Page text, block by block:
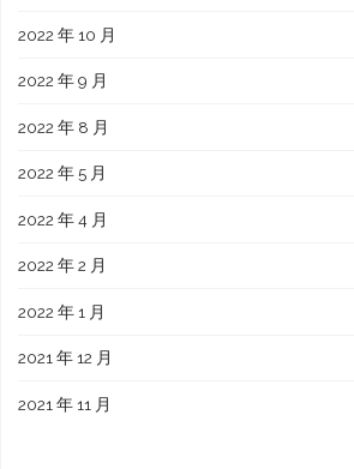
2022 年 10 月
2022 年 9 月
2022 年 8 月
2022 年 5 月
2022 年 4 月
2022 年 2 月
2022 年 1 月
2021 年 12 月
2021 年 11 月